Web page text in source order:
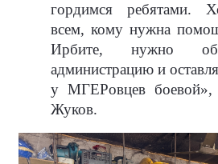
гордимся ребятами.
всем, кому нужна
Ирбите, нужно
администрацию и
у МГЕРовцев боевой»,
Жуков.